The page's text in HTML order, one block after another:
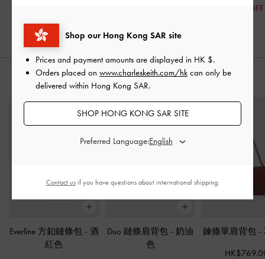
20% OFF
推薦搭配
Everline 方釦鏈條包 - 酒
紅色
Duo 鏈條肩背包 - 奶油
色
鍊條單肩背包 -
Shop our Hong Kong SAR site
Prices and payment amounts are displayed in HK $.
Orders placed on www.charleskeith.com/hk can only be
delivered within Hong Kong SAR.
SHOP HONG KONG SAR SITE
Preferred Language:
Contact usif you have questions about international shipping.